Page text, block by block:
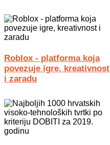
Roblox - platforma koja
povezuje igre, kreativnost
i zaradu